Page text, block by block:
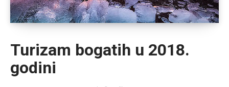
Turizam bogatih u 2018.
godini